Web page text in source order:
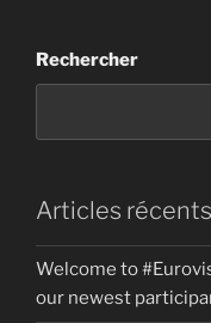
Rechercher
Articles récents
Welcome to
our newest